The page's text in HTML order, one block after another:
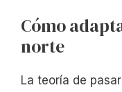
Cómo
norte
La teoría de